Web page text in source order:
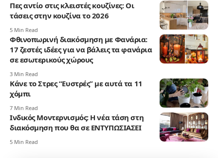
Πες αντίο στις κλειστές κουζίνες: Οι
τάσεις στην κουζίνα το 2026
5 Min Read
Φθινοπωρινή διακόσμηση με Φανάρια:
17 ζεστές ιδέες για να βάλεις τα φανάρια
σε εσωτερικούς χώρους
3 Min Read
Κάνε το Στρες “Ευστρές” με αυτά τα 11
χόμπι
7 Min Read
Ινδικός Μοντερνισμός: Η νέα τάση στη
διακόσμηση που θα σε ΕΝΤΥΠΩΣΙΑΣΕΙ
5 Min Read